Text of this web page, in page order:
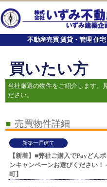
不動産売買 賃貸・管理 住
買いたい方
当社厳選の物件をご紹介します。
ださい。
■ 売買物件詳細
新築一戸建て
【新着】■弊社ご購入でPayどん
ンキャンペーンお選びください
町】